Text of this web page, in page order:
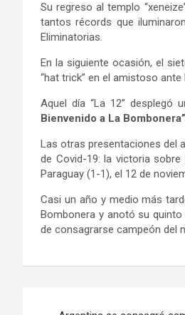
Su regreso al templo
tantos récords que
Eliminatorias.
En la siguiente ocasión, el
“hat trick” en el amistoso
Aquel día “La 12” desplegó
Bienvenido a La
Las otras presentaciones del
de Covid-19: la victoria
Paraguay (1-1), el 12 de
Casi un año y medio más
Bombonera y anotó su
de consagrarse campeón del